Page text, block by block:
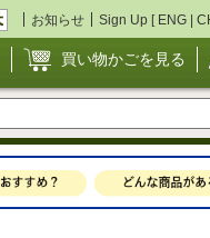
お知らせ Sign Up [ ENG |
買い物かごを見る